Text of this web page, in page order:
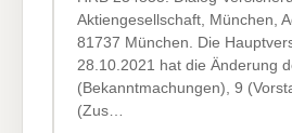
Aktiengesellschaft, München,
81737 München. Die
28.10.2021 hat die Änderung
(Bekanntmachungen), 9
(Zus…